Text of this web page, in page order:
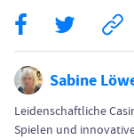
Sabine
Leidenschaftliche
Spielen und